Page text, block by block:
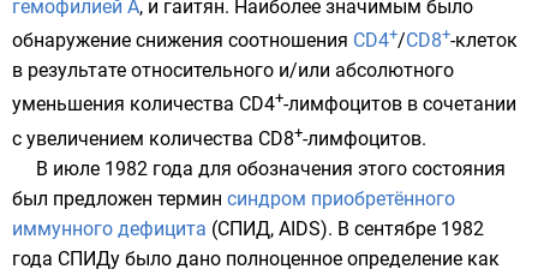
гемофилией A, и гаитян. Наиболее значимым было
обнаружение снижения соотношения CD4+/CD8+-клеток
в результате относительного и/или абсолютного
уменьшения количества CD4+-лимфоцитов в сочетании
с увеличением количества CD8+-лимфоцитов.
В июле 1982 года для обозначения этого состояния
был предложен термин синдром приобретённого
иммунного дефицита (СПИД, AIDS). В сентябре 1982
года СПИДу было дано полноценное определение как